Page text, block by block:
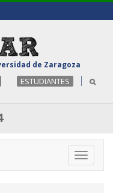
de Zaragoza
ESTUDIANTES
Toggle